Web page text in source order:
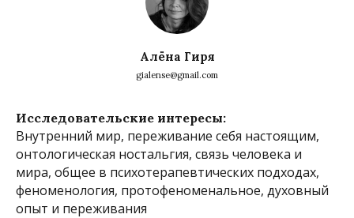
Алёна Гиря
gialense@gmail.com
Исследовательские интересы:
Внутренний мир, переживание себя настоящим,
онтологическая ностальгия, связь человека и
мира, общее в психотерапевтических подходах,
феноменология, протофеноменальное, духовный
опыт и переживания